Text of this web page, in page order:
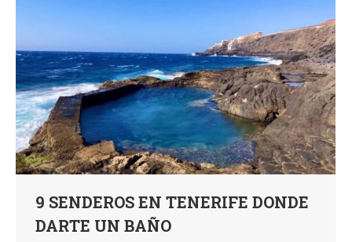
9 SENDEROS EN TENERIFE DONDE
DARTE UN BAÑO